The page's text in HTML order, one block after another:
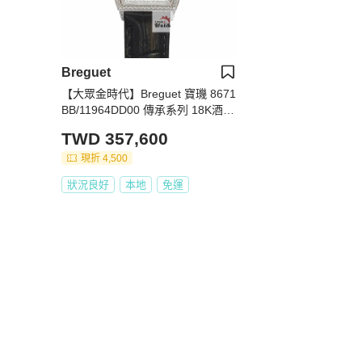
Breguet
【大眾金時代】Breguet 寶璣 8671
BB/11964DD00 傳承系列 18K酒桶
TWD 357,600
現折 4,500
狀況良好 本地 免運